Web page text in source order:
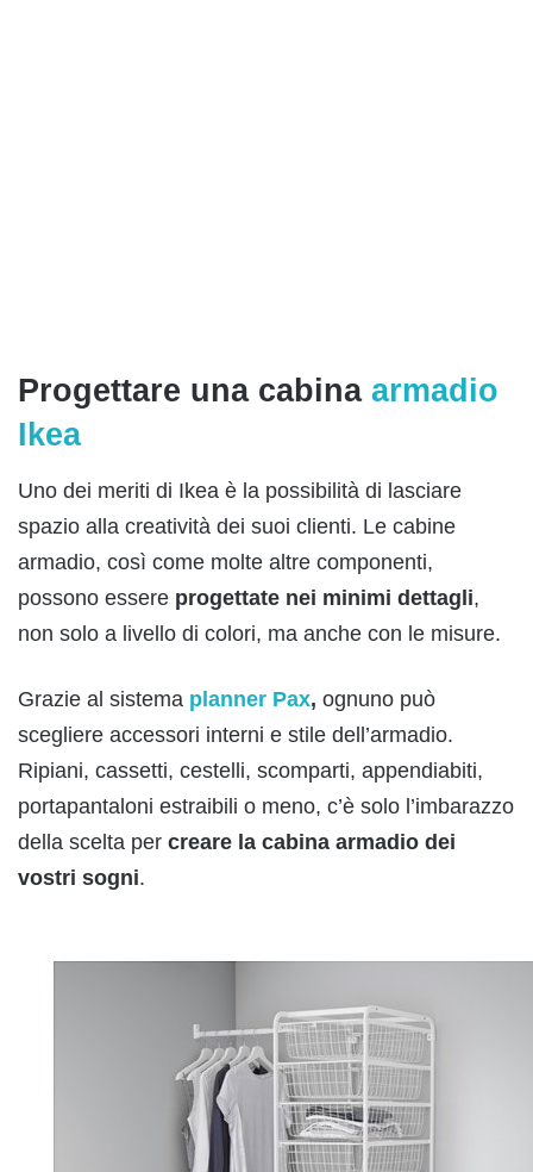
Progettare una cabina armadio
Ikea
Uno dei meriti di Ikea è la possibilità di lasciare
spazio alla creatività dei suoi clienti. Le cabine
armadio, così come molte altre componenti,
possono essere progettate nei minimi dettagli,
non solo a livello di colori, ma anche con le misure.
Grazie al sistema planner Pax, ognuno può
scegliere accessori interni e stile dell’armadio.
Ripiani, cassetti, cestelli, scomparti, appendiabiti,
portapantaloni estraibili o meno, c’è solo l’imbarazzo
della scelta per creare la cabina armadio dei
vostri sogni.